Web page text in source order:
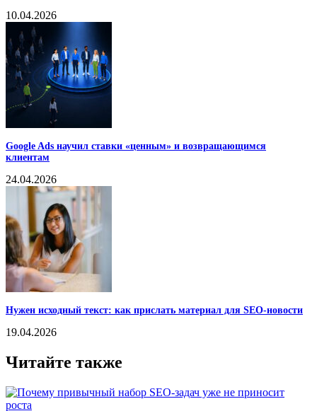
10.04.2026
Google Ads научил ставки «ценным» и возвращающимся
клиентам
24.04.2026
Нужен исходный текст: как прислать материал для SEO-новости
19.04.2026
Читайте также